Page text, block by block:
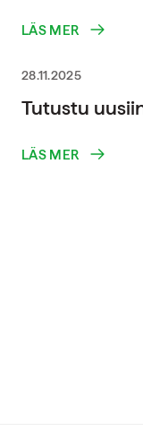
LÄS MER
28.11.2025
Tutustu
LÄS MER